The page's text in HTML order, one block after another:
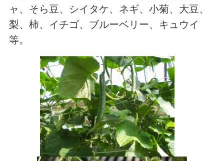
ャ、そら豆、シイタケ、ネギ、小菊、大豆、
梨、柿、イチゴ、ブルーベリー、キュウイ
等。